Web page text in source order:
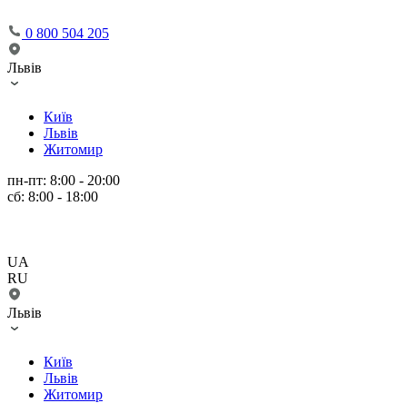
0 800 504 205
Львів
Київ
Львів
Житомир
пн-пт: 8:00 - 20:00
сб: 8:00 - 18:00
UA
RU
Львів
Київ
Львів
Житомир